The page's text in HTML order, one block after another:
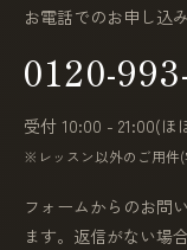
お電話でのお申し込
0120-
受付 10:00 - 21:00(ほ
※レッスン以外のご用件(
フォームからのお問
ます。返信がない場